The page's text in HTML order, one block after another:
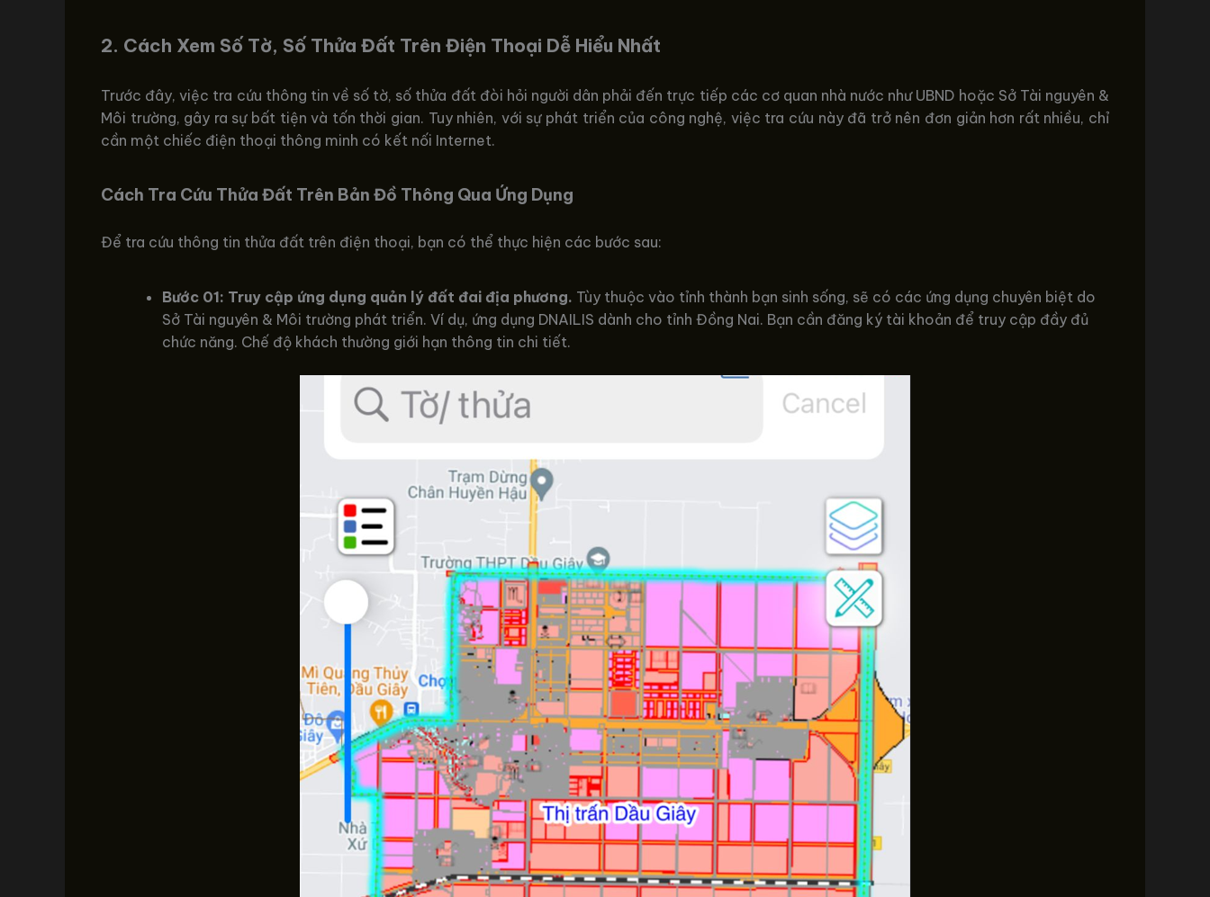
2. Cách Xem Số Tờ, Số Thửa Đất Trên Điện Thoại Dễ Hiểu Nhất
Trước đây, việc tra cứu thông tin về số tờ, số thửa đất đòi hỏi người dân phải đến trực tiếp các cơ quan nhà nước như UBND hoặc Sở Tài nguyên &
Môi trường, gây ra sự bất tiện và tốn thời gian. Tuy nhiên, với sự phát triển của công nghệ, việc tra cứu này đã trở nên đơn giản hơn rất nhiều, chỉ
cần một chiếc điện thoại thông minh có kết nối Internet.
Cách Tra Cứu Thửa Đất Trên Bản Đồ Thông Qua Ứng Dụng
Để tra cứu thông tin thửa đất trên điện thoại, bạn có thể thực hiện các bước sau:
Bước 01: Truy cập ứng dụng quản lý đất đai địa phương. Tùy thuộc vào tỉnh thành bạn sinh sống, sẽ có các ứng dụng chuyên biệt do
Sở Tài nguyên & Môi trường phát triển. Ví dụ, ứng dụng DNAILIS dành cho tỉnh Đồng Nai. Bạn cần đăng ký tài khoản để truy cập đầy đủ
chức năng. Chế độ khách thường giới hạn thông tin chi tiết.